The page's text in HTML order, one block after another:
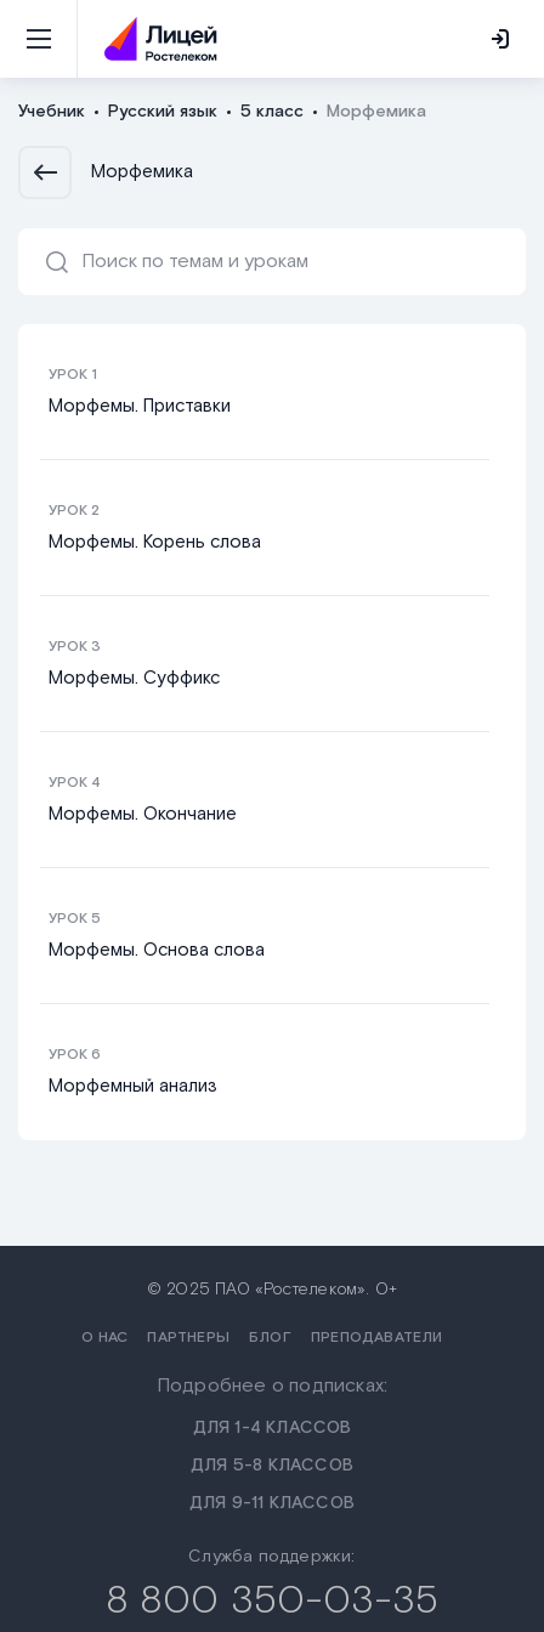
Учебник Русский язык 5 класс Морфемика
Морфемика
УРОК 1
Морфемы. Приставки
УРОК 2
Морфемы. Корень слова
УРОК 3
Морфемы. Суффикс
УРОК 4
Морфемы. Окончание
УРОК 5
Морфемы. Основа слова
УРОК 6
Морфемный анализ
© 2025 ПАО «Ростелеком». 0+
О НАС ПАРТНЕРЫ БЛОГ ПРЕПОДАВАТЕЛИ
Подробнее о подписках:
ДЛЯ 1-4 КЛАССОВ
ДЛЯ 5-8 КЛАССОВ
ДЛЯ 9-11 КЛАССОВ
Служба поддержки:
8 800 350-03-35